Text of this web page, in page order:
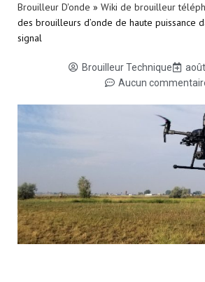
Brouilleur D'onde » Wiki de brouilleur
des brouilleurs d’onde de haute puissance
signal
Brouilleur Technique
Aucun